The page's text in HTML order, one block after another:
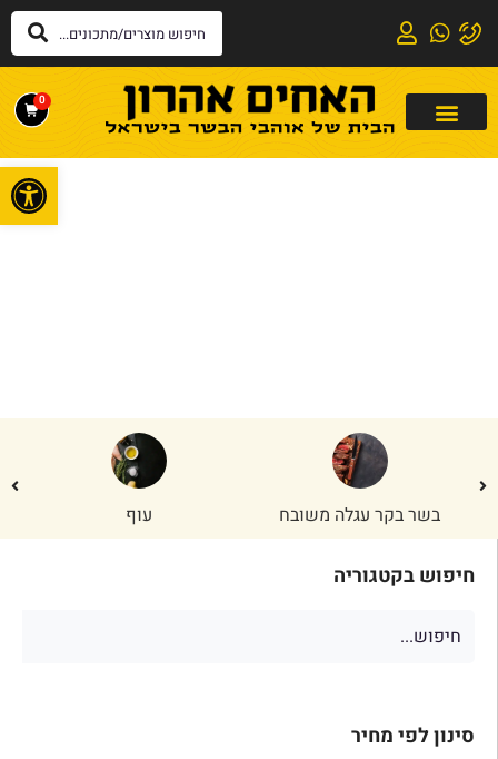
0
בשר בקר עגלה משובח עוף
חיפוש בקטגוריה
סינון לפי מחיר